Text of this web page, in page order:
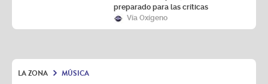
preparado para las críticas
Vía Oxígeno
LA ZONA MÚSICA